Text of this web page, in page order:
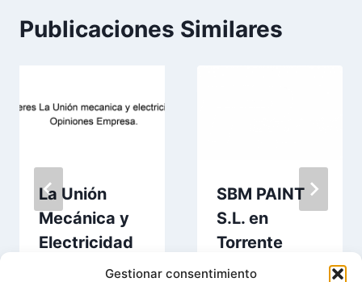
Gestionar consentimiento
Publicaciones Similares
La Unión
Mecánica y
Electricidad
en Torrente
SBM PAINT
S.L. en
Torrente